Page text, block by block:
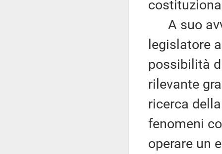
A suo
legislatore
possibilità
rilevante
ricerca
fenomeni
operare un